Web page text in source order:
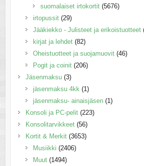
suomalaiset irtokortit (5676)
irtopussit (29)
Jääkiekko - Julisteet ja erikoistuotteet
kirjat ja lehdet (82)
Oheistuotteet ja suojamuovit (46)
Pogit ja coinit (206)
Jäsenmaksu (3)
jäsenmaksu 4kk (1)
jäsenmaksu- ainaisjäsen (1)
Konsoli ja PC-pelit (223)
Konsolitarvikkeet (56)
Kortit & Merkit (3653)
Musiikki (2406)
Muut (1494)